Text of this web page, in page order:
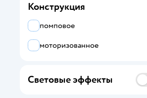
Barbie
Конструкция
помповое
моторизованное
Световые эффекты